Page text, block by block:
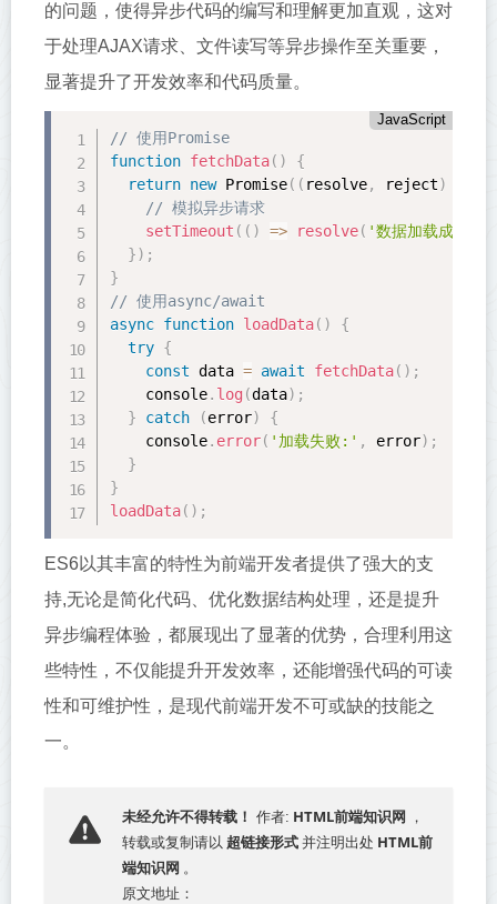
的问题，使得异步代码的编写和理解更加直观，这对
于处理AJAX请求、文件读写等异步操作至关重要，
显著提升了开发效率和代码质量。
JavaScript
// 使用Promise
function fetchData( )
{
return new Promise( ( resolve, reject)
// 模拟异步请求
setTimeout ( ( ) => resolve( '数据加载成功'
}) ;
}
// 使用async/await
async function loadData( )
{
try {
const data = await fetchData( ) ;
    console
. log (data) ;
}
catch (error)
{
    console
. error( '加载失败:' , error) ;
}
}
loadData( ) ;
ES6以其丰富的特性为前端开发者提供了强大的支
持,无论是简化代码、优化数据结构处理，还是提升
异步编程体验，都展现出了显著的优势，合理利用这
些特性，不仅能提升开发效率，还能增强代码的可读
性和可维护性，是现代前端开发不可或缺的技能之
一。
未经允许不得转载！ 作者: HTML前端知识网 ，
转载或复制请以 超链接形式 并注明出处 HTML前
端知识网 。
原文地址：